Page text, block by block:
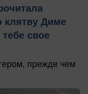
клятву Диме
свое
прежде чем